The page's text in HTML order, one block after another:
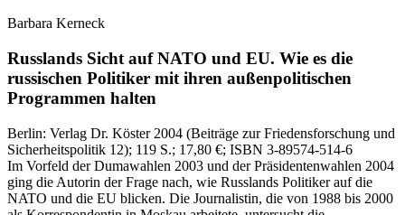
Barbara Kerneck
Russlands Sicht auf NATO und EU. Wie es die
russischen Politiker mit ihren außenpolitischen
Programmen halten
Berlin: Verlag Dr. Köster2004 (Beiträge zur Friedensforschung und
Sicherheitspolitik 12); 119 S.; 17,80 €; ISBN 3-89574-514-6
Im Vorfeld der Dumawahlen 2003 und der Präsidentenwahlen 2004
ging die Autorin der Frage nach, wie Russlands Politiker auf die
NATO und die EU blicken. Die Journalistin, die von 1988 bis 2000